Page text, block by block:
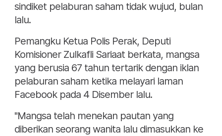
sindiket pelaburan saham tidak wujud, bulan
lalu.
Pemangku Ketua Polis Perak, Deputi
Komisioner Zulkafli Sariaat berkata, mangsa
yang berusia 67 tahun tertarik dengan iklan
pelaburan saham ketika melayari laman
Facebook pada 4 Disember lalu.
"Mangsa telah menekan pautan yang
diberikan seorang wanita lalu dimasukkan ke